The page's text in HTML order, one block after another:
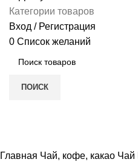
Категории товаров
Вход / Регистрация
0 Список желаний
ПОИСК
Главная Чай, кофе, какао Чай